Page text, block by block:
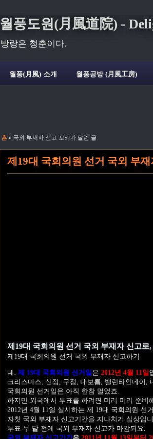
월풍도원(月風道院) -
방랑은 청춘이다.
월풍(月風) 소개 월풍공방 (月風工房)
홈 » 국외 부재자 신고 꼬리가 달린 글
제19대 국회의원 선거 국외 부재
제19대 국회의원 선거 국외 부재자 신고
제19대 국회의원 선거 국외 부재자 신고하기
네. 제 19대 국회의원 선거일 은 2012년 4월 11일
크리스마스, 신정, 구정, 대보름, 밸런타인데이,
국회의원 선거일은 아직 한참 멀었죠.
하지만 외국에서 투표를 하려면 미리 미리 준비
2012년 4월 11일 실시하는 제 19대 국회의원 선
자칫 국외 부재자 신고기간을 지나치기 십상입
투표 두 달 전에 국외 부재자 신고가 마감되요.